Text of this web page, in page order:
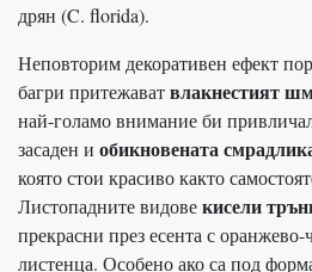
дрян (C. florida).
Неповторим декоративен ефект
багри притежаватвлакнестият
най-голамо внимание би
засаден и обикновената
която стои красиво както
Листопадните видовекисели
прекрасни през есента с
листенца. Особено ако са под